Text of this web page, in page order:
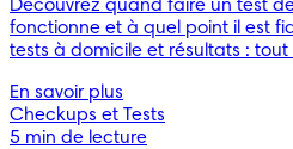
Découvrez quand faire un test
fonctionne et à quel point il est
tests à domicile et résultats : tout
En savoir plus
Checkups et Tests
5 min de lecture